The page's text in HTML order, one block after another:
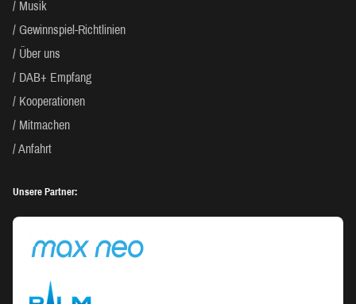
Musik
Gewinnspiel-Richtlinien
Über uns
DAB+ Empfang
Kooperationen
Mitmachen
Anfahrt
Unsere Partner: